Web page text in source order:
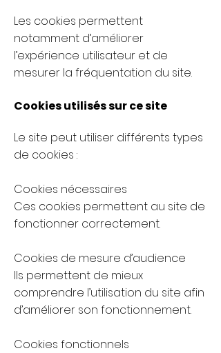
Les cookies permettent
notamment d’améliorer
l’expérience utilisateur et de
mesurer la fréquentation du site.
Cookies utilisés sur ce site
Le site peut utiliser différents types
de cookies :
Cookies nécessaires
Ces cookies permettent au site de
fonctionner correctement.
Cookies de mesure d’audience
Ils permettent de mieux
comprendre l’utilisation du site afin
d’améliorer son fonctionnement.
Cookies fonctionnels